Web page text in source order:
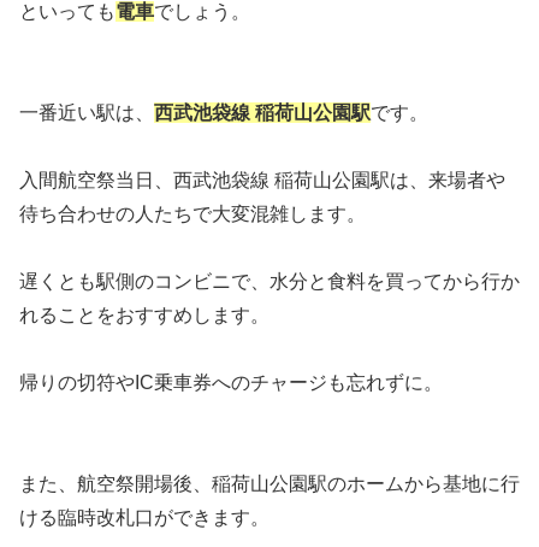
といっても電車でしょう。
一番近い駅は、 西武池袋線 稲荷山公園駅です。
入間航空祭当日、西武池袋線 稲荷山公園駅は、来場者や
待ち合わせの人たちで大変混雑します。
遅くとも駅側のコンビニで、水分と食料を買ってから行か
れることをおすすめします。
帰りの切符やIC乗車券へのチャージも忘れずに。
また、航空祭開場後、稲荷山公園駅のホームから基地に行
ける臨時改札口ができます。